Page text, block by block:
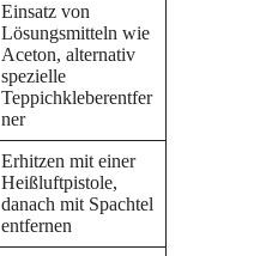
Einsatz von
Lösungsmitteln wie
Aceton, alternativ
spezielle
Teppichkleberentfer
ner
Erhitzen mit einer
Heißluftpistole,
danach mit Spachtel
entfernen